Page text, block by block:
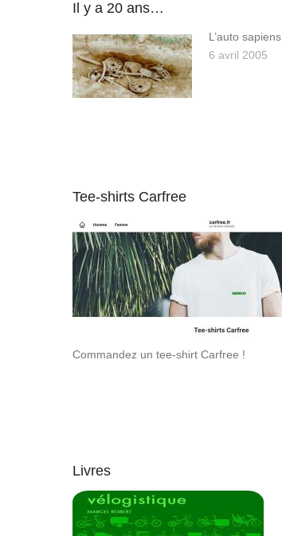
Il y a 20 ans…
L’auto sapiens
6 avril 2005
Tee-shirts Carfree
Commandez un tee-shirt Carfree !
Livres